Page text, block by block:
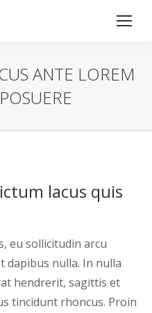
ANTE LOREM
lacus quis
eu sollicitudin arcu
dapibus nulla. In nulla
hendrerit, sagittis et
tincidunt rhoncus. Proin